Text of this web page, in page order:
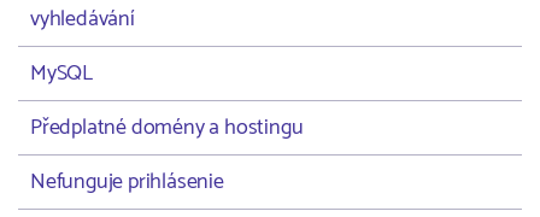
vyhledávání
MySQL
Předplatné domény a hostingu
Nefunguje prihlásenie